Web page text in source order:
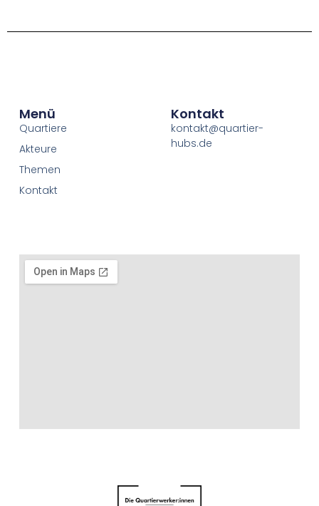
Menü
Quartiere
Akteure
Themen
Kontakt
Kontakt
kontakt@quartier-
hubs.de